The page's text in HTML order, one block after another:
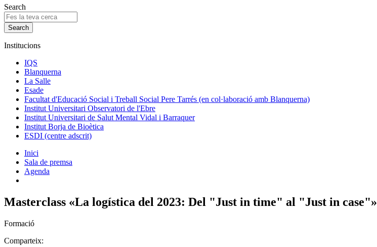
Search
Institucions
IQS
Blanquerna
La Salle
Esade
Facultat d'Educació Social i Treball Social Pere Tarrés (en col·laboració amb Blanquerna)
Institut Universitari Observatori de l'Ebre
Institut Universitari de Salut Mental Vidal i Barraquer
Institut Borja de Bioètica
ESDI (centre adscrit)
Inici
Sala de premsa
Agenda
Masterclass «La logística del 2023: Del "Just in time" al "Just in case"»
Formació
Comparteix: